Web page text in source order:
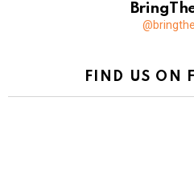
FIND US ON